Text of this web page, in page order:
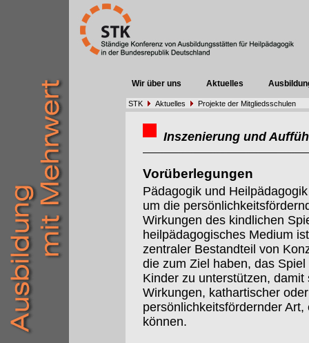
Wir über uns Aktuelles
STK Aktuelles Projekte der Mitgliedsschulen
Inszenierung und
Vorüberlegungen
Pädagogik und
um die
Wirkungen des kindlichen
heilpädagogisches Medium
zentraler Bestandteil von
die zum Ziel haben, das Spiel
Kinder zu unterstützen, damit
Wirkungen, kathartischer oder
persönlichkeitsfördernder Art,
können.